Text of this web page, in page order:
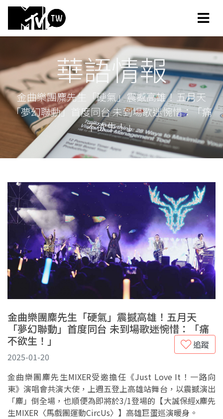
華語情報
金曲樂團麋先生「硬氣」震撼高雄！五月天
「夢幻聯動」首度同台 未到場歌迷惋惜：「痛
不欲生！」
金曲樂團麋先生「硬氣」震撼高雄！五月天
「夢幻聯動」首度同台 未到場歌迷惋惜：「痛
不欲生！」
追蹤
2025-01-20
金曲樂團麋先生MIXER受邀擔任《Just Love It！一路向
東》演唱會共演大使，上週五登上高雄站舞台，以震撼演出
「麋」倒全場，也順便為即將於3/1登場的【大誠保經x麋先
生MIXER〈馬戲團運動CircUs〉】高雄巨蛋巡演暖身。